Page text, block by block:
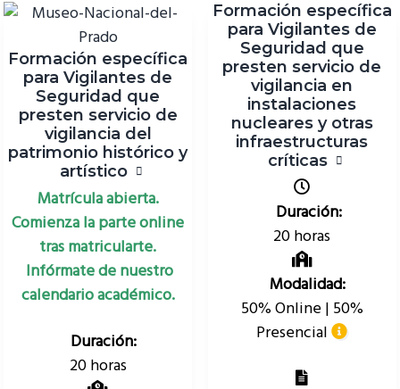
Formación específica
para Vigilantes de
Seguridad que
presten servicio de
vigilancia del
patrimonio histórico y
artístico
Matrícula abierta.
Comienza la parte online
tras matricularte.
Infórmate de nuestro
calendario académico.
Duración:
20 horas
Formación específica
para Vigilantes de
Seguridad que
presten servicio de
vigilancia en
instalaciones
nucleares y otras
infraestructuras
críticas
Duración:
20 horas
Modalidad:
50% Online | 50%
Presencial